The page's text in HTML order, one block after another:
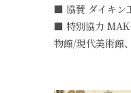
■ 協賛 ダイキン
■ 特別協力 MAK
物館/現代美術館